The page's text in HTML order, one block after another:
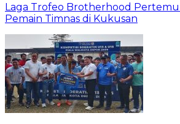
Laga Trofeo Brotherhood
Pemain Timnas di Kukusan